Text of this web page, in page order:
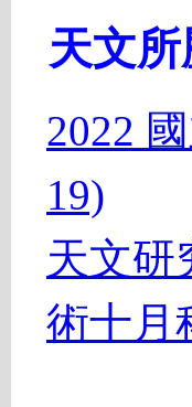
天文
2022
19)
天文研
術十月